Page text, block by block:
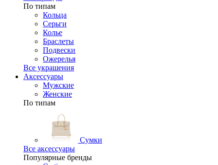
По типам
Кольца
Серьги
Колье
Браслеты
Подвески
Ожерелья
Все украшения
Аксессуары
Мужские
Женские
По типам
Сумки
Все аксессуары
Популярные бренды